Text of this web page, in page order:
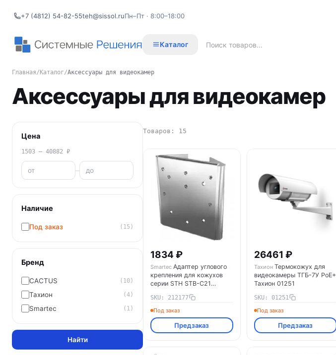
+7 (4812) 54-82-55teh@sissol.ruПн–Пт · 8:00–18:00
Каталог
Главная/ Каталог/Аксессуары для видеокамер
Аксессуары для видеокамер
Цена
1503 – 40882 ₽
–
Наличие
Под заказ (15)
Бренд
CACTUS (10)
Тахион (4)
Smartec (1)
Найти
Товаров: 15
1834 ₽
Smartec Адаптер углового
крепления для кожухов
серии STH STB-C21
SKU: 212177
Под заказ
Предзаказ
26461 ₽
Тахион Термокожух для
видеокамеры ТГБ-7У PoE+
Тахион 01251
SKU: 01251
Под заказ
Предзаказ